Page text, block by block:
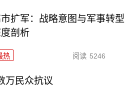
扩军：战略意图与军事转型
剖析
热 阅读 5246
万民众抗议